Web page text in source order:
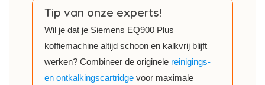
Tip van onze experts!
Wil je dat je Siemens EQ900 Plus
koffiemachine altijd schoon en kalkvrij blijft
werken? Combineer de originele reinigings‑
en ontkalkingscartridgevoor maximale